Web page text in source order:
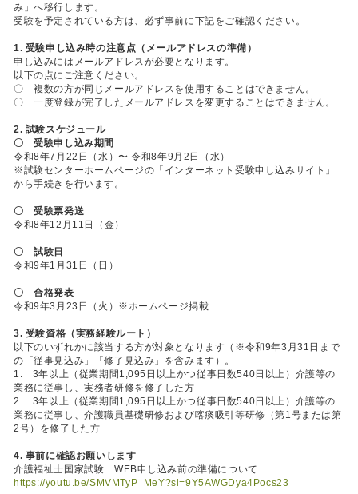
み」へ移行します。
受験を予定されている方は、必ず事前に下記をご確認ください。
1. 受験申し込み時の注意点（メールアドレスの準備）
申し込みにはメールアドレスが必要となります。
以下の点にご注意ください。
〇 複数の方が同じメールアドレスを使用することはできません。
〇 一度登録が完了したメールアドレスを変更することはできません。
2. 試験スケジュール
〇 受験申し込み期間
令和8年7月22日（水）〜 令和8年9月2日（水）
※試験センターホームページの「インターネット受験申し込みサイト」
から手続きを行います。
〇 受験票発送
令和8年12月11日（金）
〇 試験日
令和9年1月31日（日）
〇 合格発表
令和9年3月23日（火）※ホームページ掲載
3. 受験資格（実務経験ルート）
以下のいずれかに該当する方が対象となります（※令和9年3月31日まで
の「従事見込み」「修了見込み」を含みます）。
1. 3年以上（従業期間1,095日以上かつ従事日数540日以上）介護等の
業務に従事し、実務者研修を修了した方
2. 3年以上（従業期間1,095日以上かつ従事日数540日以上）介護等の
業務に従事し、介護職員基礎研修および喀痰吸引等研修（第1号または第
2号）を修了した方
4. 事前に確認お願いします
介護福祉士国家試験 WEB申し込み前の準備について
https://youtu.be/SMVMTyP_MeY?si=9Y5AWGDya4Pocs23